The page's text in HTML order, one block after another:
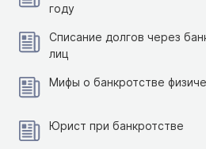
году
Списание долгов через
лиц
Мифы о банкротстве
Юрист при банкротстве